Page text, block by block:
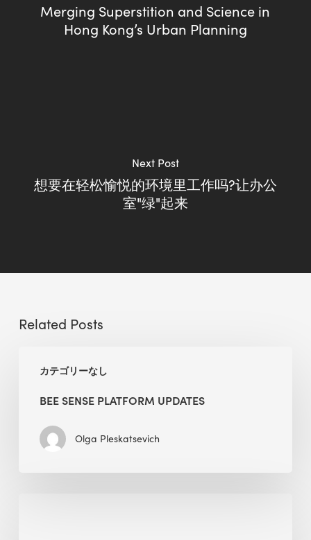
Merging Superstition and Science in
Hong Kong’s Urban Planning
Next Post
想要在轻松愉悦的环境里工作吗?让办公
室"绿"起来
Related Posts
カテゴリーなし
Sense
BEE SENSE PLATFORM UPDATES
Olga Pleskatsevich